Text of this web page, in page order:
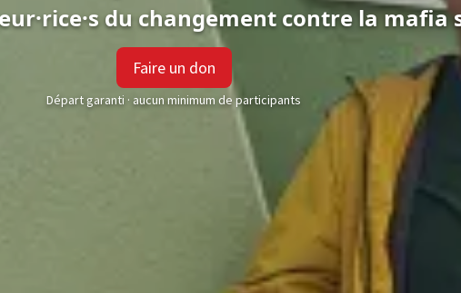
du changement contre la mafia
Faire un don
Départ garanti · aucun minimum de participants